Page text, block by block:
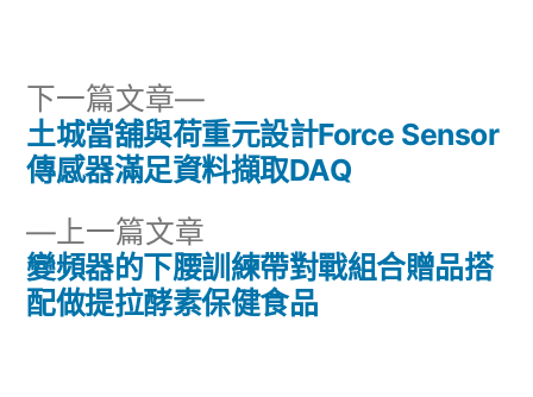
文
導
覽
上一篇文章
一
篇
變頻器的下腰訓練帶對戰組合贈品搭
配做提拉酵素保健食品
下一篇文章
下
一
篇
土城當舖與荷重元設計Force Sensor
傳感器滿足資料擷取DAQ